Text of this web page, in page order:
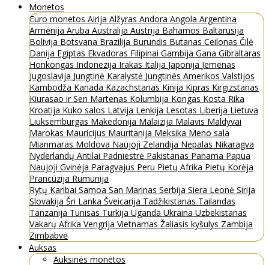
Monetos
Euro monetos Airija Alžyras Andora Angola Argentina
Armėnija Aruba Australija Austrija Bahamos Baltarusija
Bolivija Botsvana Brazilija Burundis Butanas Ceilonas Čilė
Danija Egiptas Ekvadoras Filipinai Gambija Gana Gibraltaras
Honkongas Indonezija Irakas Italija Japonija Jemenas
Jugoslavija Jungtinė Karalystė Jungtinės Amerikos Valstijos
Kambodža Kanada Kazachstanas Kinija Kipras Kirgizstanas
Kiurasao ir Sen Martenas Kolumbija Kongas Kosta Rika
Kroatija Kuko salos Latvija Lenkija Lesotas Liberija Lietuva
Liuksemburgas Makedonija Malaizija Malavis Maldyvai
Marokas Mauricijus Mauritanija Meksika Meno sala
Mianmaras Moldova Naujoji Zelandija Nepalas Nikaragva
Nyderlandų Antilai Padniestrė Pakistanas Panama Papua
Naujoji Gvinėja Paragvajus Peru Pietų Afrika Pietų Korėja
Prancūzija Rumunija
Rytų Karibai Samoa San Marinas Serbija Siera Leonė Sirija
Slovakija Šri Lanka Šveicarija Tadžikistanas Tailandas
Tanzanija Tunisas Turkija Uganda Ukraina Uzbekistanas
Vakarų Afrika Vengrija Vietnamas Žaliasis kyšulys Zambija
Zimbabvė
Auksas
Auksinės monetos